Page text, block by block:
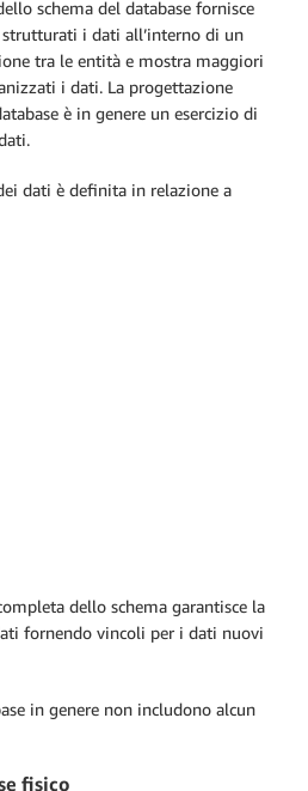
schema del database fornisce
i dati all’interno di un
tra le entità e mostra maggiori
i dati. La progettazione
è in genere un esercizio di
dati è definita in relazione a
dello schema garantisce la
fornendo vincoli per i dati nuovi
in genere non includono alcun
fisico